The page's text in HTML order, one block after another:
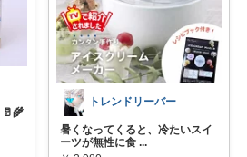
トレンドリーバー
暑くなってくると、冷たいスイ
ーツが無性に食 ...